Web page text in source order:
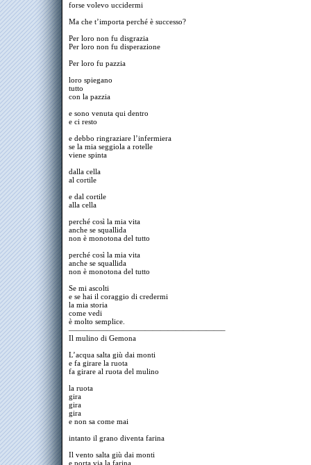
forse volevo uccidermi
Ma che t’importa perché è successo?
Per loro non fu disgrazia
Per loro non fu disperazione
Per loro fu pazzia
loro spiegano
tutto
con la pazzia
e sono venuta qui dentro
e ci resto
e debbo ringraziare l’infermiera
se la mia seggiola a rotelle
viene spinta
dalla cella
al cortile
e dal cortile
alla cella
perché così la mia vita
anche se squallida
non è monotona del tutto
perché così la mia vita
anche se squallida
non è monotona del tutto
Se mi ascolti
e se hai il coraggio di credermi
la mia storia
come vedi
è molto semplice.
————————————————————–
Il mulino di Gemona
L’acqua salta giù dai monti
e fa girare la ruota
fa girare al ruota del mulino
la ruota
gira
gira
gira
e non sa come mai
intanto il grano diventa farina
Il vento salta giù dai monti
e porta via la farina